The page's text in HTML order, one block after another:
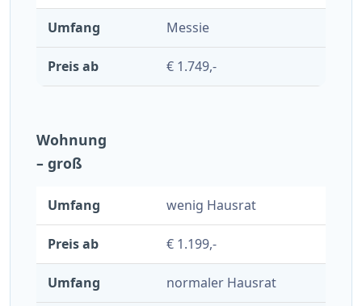
Messie
€ 1.749,-
Wohnung
– groß
wenig Hausrat
€ 1.199,-
normaler Hausrat